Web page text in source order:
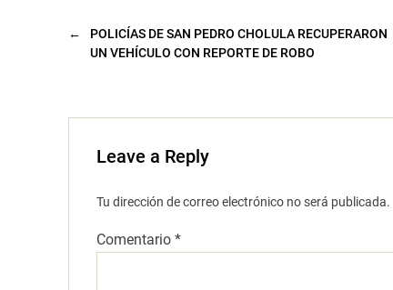
v
a
)
←
POLICÍAS DE SAN PEDRO CHOLULA RECUPERARON
UN VEHÍCULO CON REPORTE DE ROBO
Leave a Reply
Tu dirección de correo electrónico no será publicada.
Comentario *